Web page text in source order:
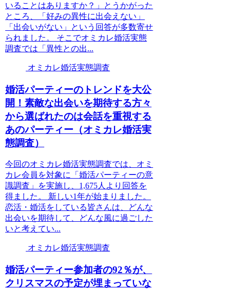
いることはありますか？」とうかがった
ところ、「好みの異性に出会えない」
「出会いがない」という回答が多数寄せ
られました。 そこでオミカレ婚活実態
調査では「異性との出...
オミカレ婚活実態調査
婚活パーティーのトレンドを大公
開！素敵な出会いを期待する方々
から選ばれたのは会話を重視する
あのパーティー（オミカレ婚活実
態調査）
今回のオミカレ婚活実態調査では、オミ
カレ会員を対象に「婚活パーティーの意
識調査」を実施し、1,675人より回答を
得ました。 新しい1年が始まりました。
恋活・婚活をしている皆さんは、どんな
出会いを期待して、どんな風に過ごした
いと考えてい...
オミカレ婚活実態調査
婚活パーティー参加者の92％が、
クリスマスの予定が埋まっていな